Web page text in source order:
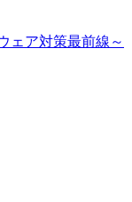
ェア対策最前線～